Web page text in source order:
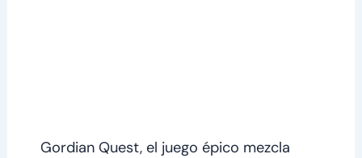
Gordian Quest, el juego épico mezcla